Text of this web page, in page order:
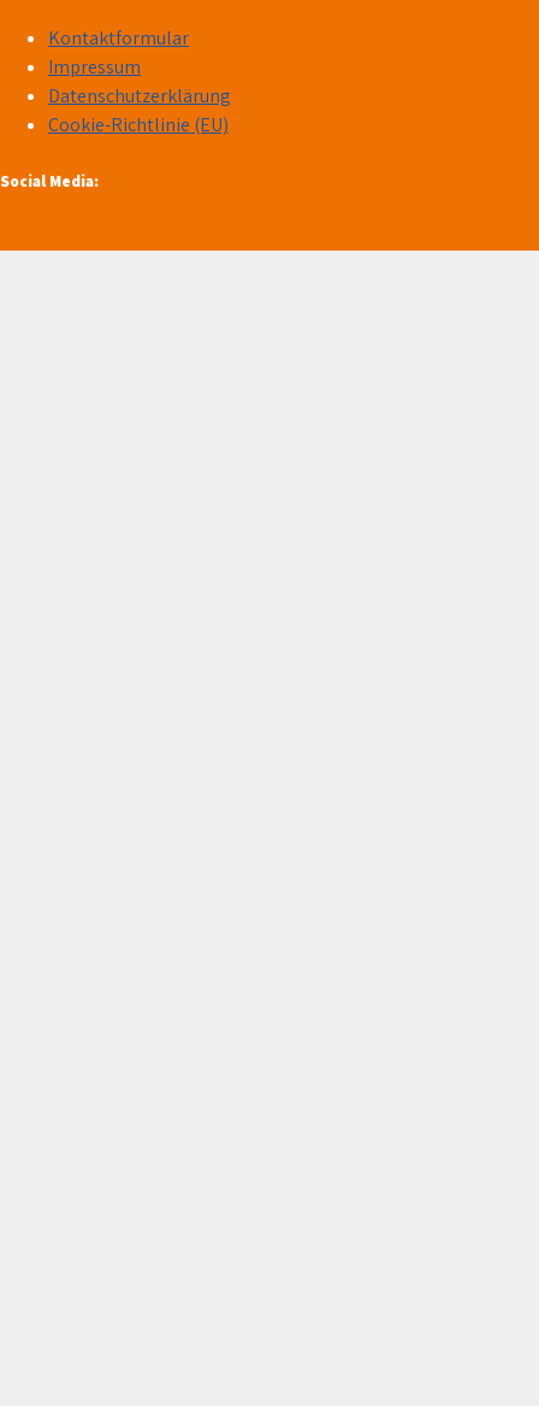
Kontaktformular
Impressum
Datenschutzerklärung
Cookie-Richtlinie (EU)
Social Media: